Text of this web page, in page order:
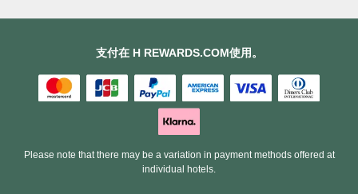
支付在 H REWARDS.COM使用。
Please note that there may be a variation in payment methods offered at
individual hotels.